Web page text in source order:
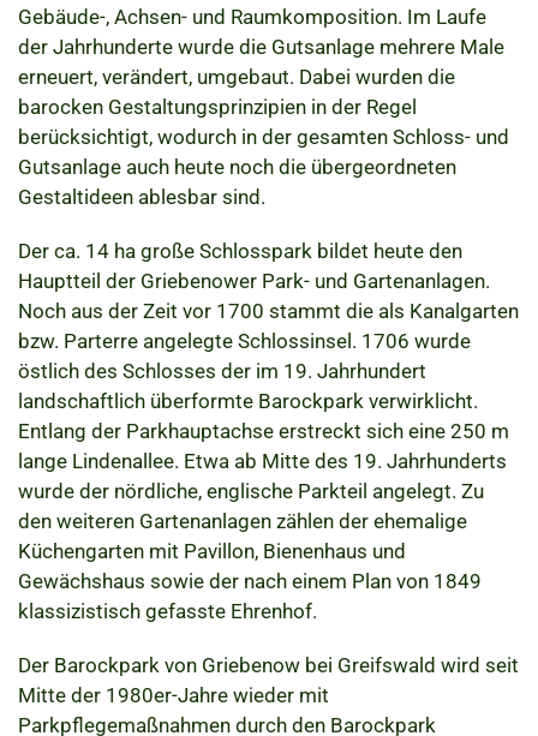
Gebäude-, Achsen- und Raumkomposition. Im Laufe
der Jahrhunderte wurde die Gutsanlage mehrere Male
erneuert, verändert, umgebaut. Dabei wurden die
barocken Gestaltungsprinzipien in der Regel
berücksichtigt, wodurch in der gesamten Schloss- und
Gutsanlage auch heute noch die übergeordneten
Gestaltideen ablesbar sind.
Der ca. 14 ha große Schlosspark bildet heute den
Hauptteil der Griebenower Park- und Gartenanlagen.
Noch aus der Zeit vor 1700 stammt die als Kanalgarten
bzw. Parterre angelegte Schlossinsel. 1706 wurde
östlich des Schlosses der im 19. Jahrhundert
landschaftlich überformte Barockpark verwirklicht.
Entlang der Parkhauptachse erstreckt sich eine 250 m
lange Lindenallee. Etwa ab Mitte des 19. Jahrhunderts
wurde der nördliche, englische Parkteil angelegt. Zu
den weiteren Gartenanlagen zählen der ehemalige
Küchengarten mit Pavillon, Bienenhaus und
Gewächshaus sowie der nach einem Plan von 1849
klassizistisch gefasste Ehrenhof.
Der Barockpark von Griebenow bei Greifswald wird seit
Mitte der 1980er-Jahre wieder mit
Parkpflegemaßnahmen durch den Barockpark